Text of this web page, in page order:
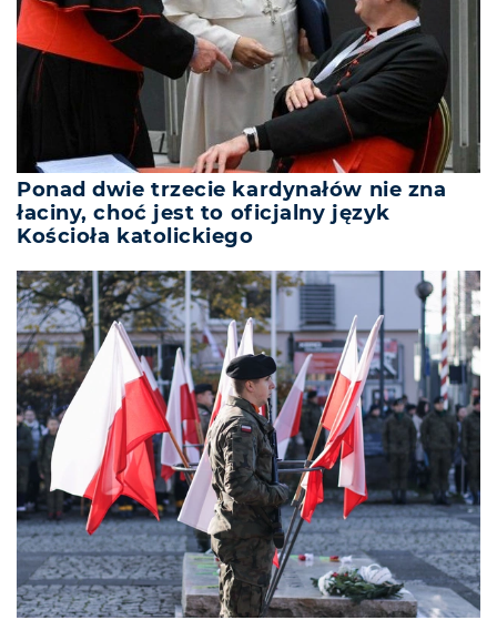
Ponad dwie trzecie kardynałów nie zna
łaciny, choć jest to oficjalny język
Kościoła katolickiego